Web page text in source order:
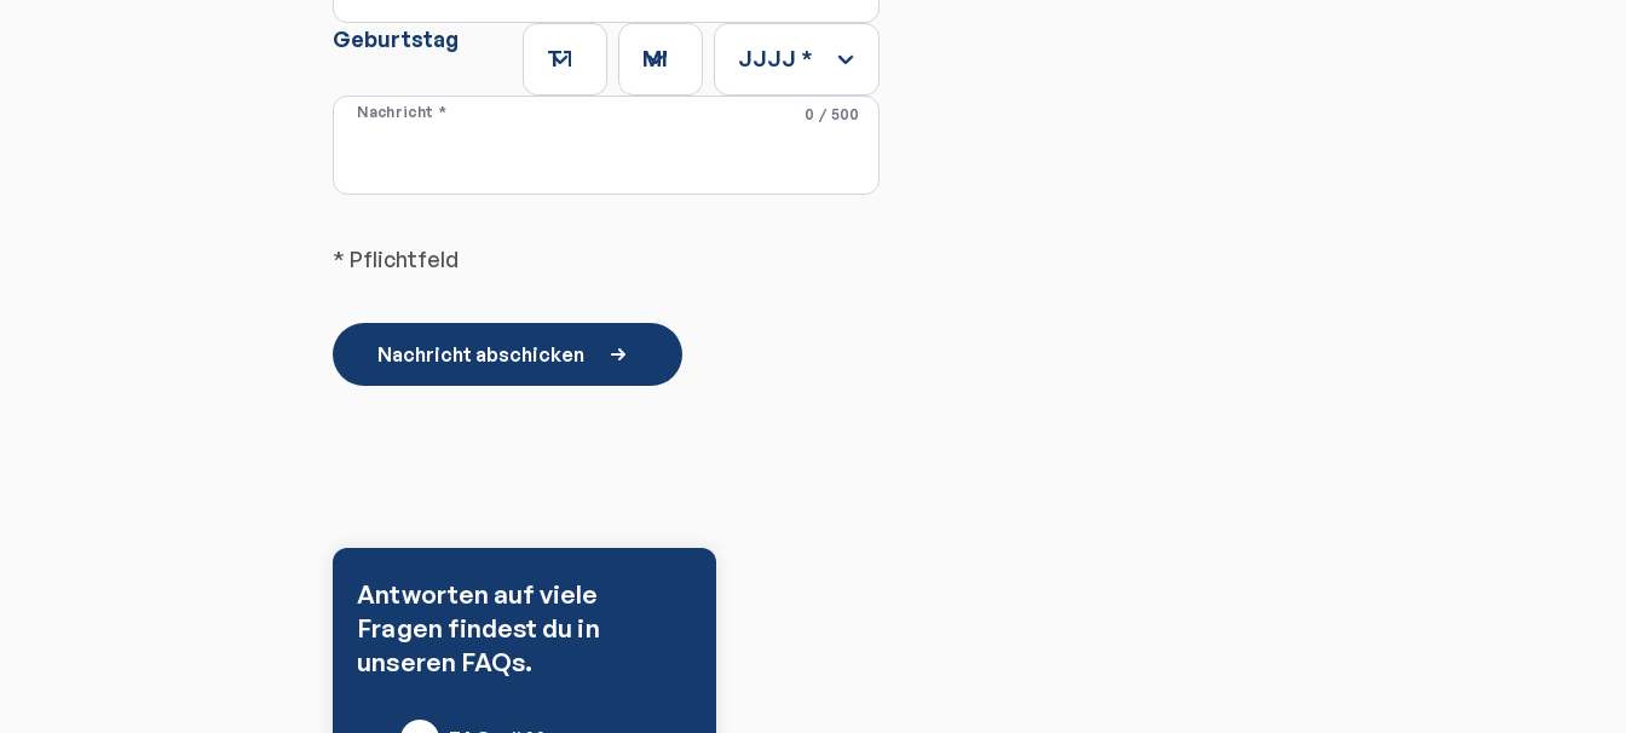
Geburtstag
TT MM JJJJ *
Nachricht * 0 / 500
* Pflichtfeld
Nachricht abschicken
Antworten auf viele
Fragen findest du in
unseren FAQs.